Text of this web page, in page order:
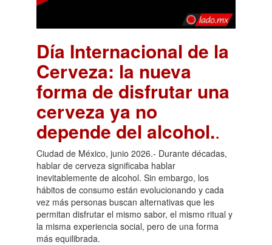
Día Internacional de la
Cerveza: la nueva
forma de disfrutar una
cerveza ya no
depende del alcohol..
Ciudad de México, junio 2026.- Durante décadas,
hablar de cerveza significaba hablar
inevitablemente de alcohol. Sin embargo, los
hábitos de consumo están evolucionando y cada
vez más personas buscan alternativas que les
permitan disfrutar el mismo sabor, el mismo ritual y
la misma experiencia social, pero de una forma
más equilibrada.